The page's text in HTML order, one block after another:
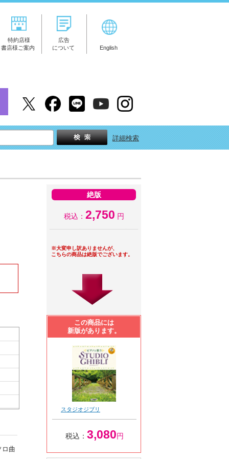
特約店様
書店様ご案内
広告
について
English
詳細検索
ロ曲
絶版
税込： 2,750 円
※大変申し訳ありませんが、
こちらの商品は絶版でございます。
この商品には
新版があります。
スタジオジブリ
税込： 3,080円